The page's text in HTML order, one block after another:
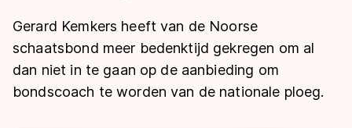
Langebaan
Shorttrack
Inlineskaten
Uitslagen
Langebaan
Shorttrack
Tijden & historie
Gerard Kemkers heeft van de Noorse
schaatsbond meer bedenktijd gekregen om al
dan niet in te gaan op de aanbieding om
bondscoach te worden van de nationale ploeg.